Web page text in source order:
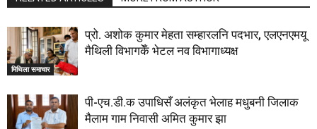
मिथिला समाचार
प्रो. अशोक कुमार मेहता सम्हारलनि पदभार, एलएनएमयू
मैथिली विभागकेँ भेटल नव विभागाध्यक्ष
पी-एच.डी.क उपाधिसँ अलंकृत भेलाह मधुबनी जिलाक
मैलाम गाम निवासी अमित कुमार झा